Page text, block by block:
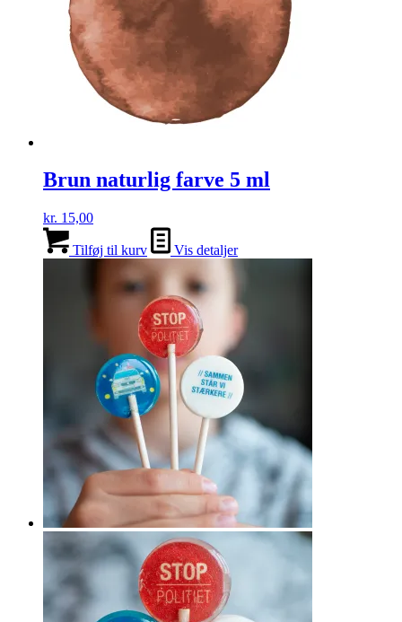
Brun naturlig farve 5 ml
kr. 15,00
Tilføj til kurv Vis detaljer